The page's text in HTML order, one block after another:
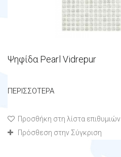
Ψηφίδα Pearl Vidrepur
ΠΕΡΙΣΣΌΤΕΡΑ
Προσθήκη στη λίστα επιθυμιών
Πρόσθεση στην Σύγκριση